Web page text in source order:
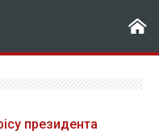
президента